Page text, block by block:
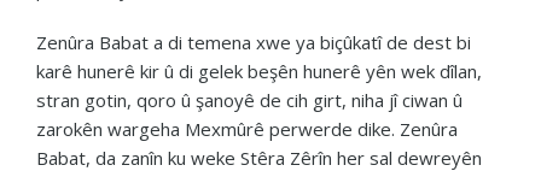
Zenûra Babat a di temena xwe ya biçûkatî de dest bi
karê hunerê kir û di gelek beşên hunerê yên wek dîlan,
stran gotin, qoro û şanoyê de cih girt, niha jî ciwan û
zarokên wargeha Mexmûrê perwerde dike. Zenûra
Babat, da zanîn ku weke Stêra Zêrîn her sal dewreyên